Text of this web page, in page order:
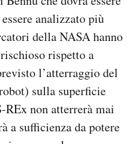
analizzato più
della NASA hanno
rispetto a
l’atterraggio del
sulla superficie
REx non atterrerà mai
a sufficienza da potere